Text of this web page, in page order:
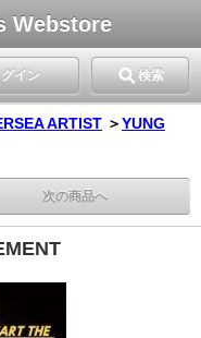
Webstore
グイン 検索
ARTIST ＞YUNG
次の商品へ